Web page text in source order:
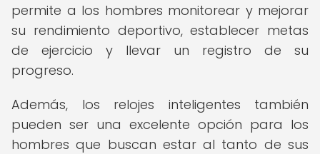
permite a los hombres monitorear y mejorar
su rendimiento deportivo, establecer metas
de ejercicio y llevar un registro de su
progreso.
Además, los relojes inteligentes también
pueden ser una excelente opción para los
hombres que buscan estar al tanto de sus